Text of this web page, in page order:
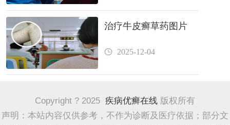
治疗牛皮癣草药图片
2025-12-04
Copyright ? 2025 疾病优癣在线 版权所有
声明：本站内容仅供参考，不作为诊断及医疗依据；部分文